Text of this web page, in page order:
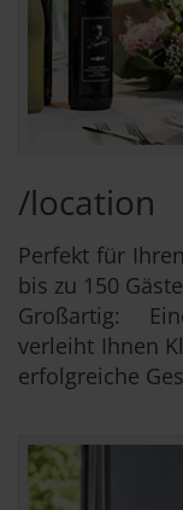
/location
Perfekt für
bis zu 150
Großartig:
verleiht Ihnen
erfolgreiche